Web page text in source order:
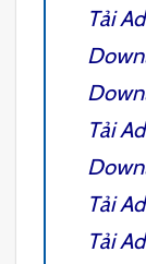
Tải
Tải
Tải
Tải